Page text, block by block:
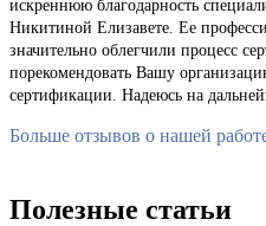
искреннюю благодарность
Никитиной Елизавете. Ее
значительно облегчили процесс
порекомендовать Вашу
сертификации. Надеюсь на
Больше отзывов о нашей
Полезные статьи